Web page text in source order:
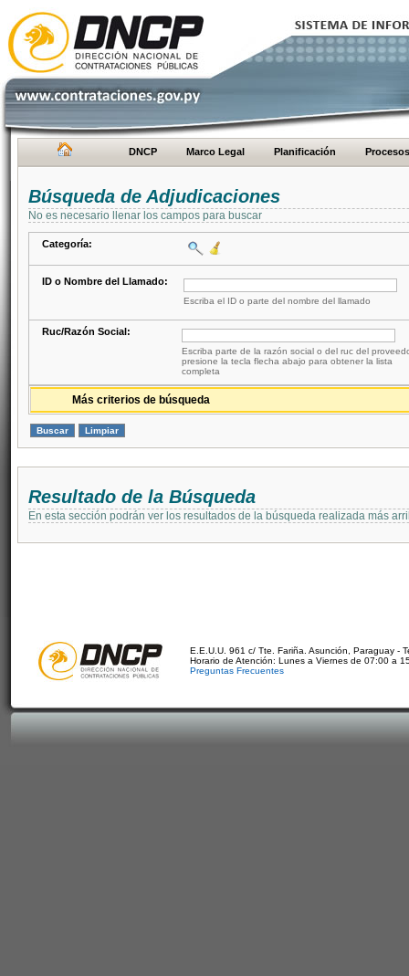
DNCP Marco Legal Planificación Procesos
Búsqueda de Adjudicaciones
No es necesario llenar los campos para buscar
Categoría:
ID o Nombre del Llamado:
Escriba el ID o parte del nombre del llamado
Ruc/Razón Social:
Escriba parte de la razón social o del ruc del
presione la tecla flecha abajo para obtener la lista
completa
Más criterios de búsqueda
Resultado de la Búsqueda
En esta sección podrán ver los resultados de la búsqueda realizada más
E.E.U.U. 961 c/ Tte. Fariña. Asunción, Paraguay -
Horario de Atención: Lunes a Viernes de 07:00 a
Preguntas Frecuentes